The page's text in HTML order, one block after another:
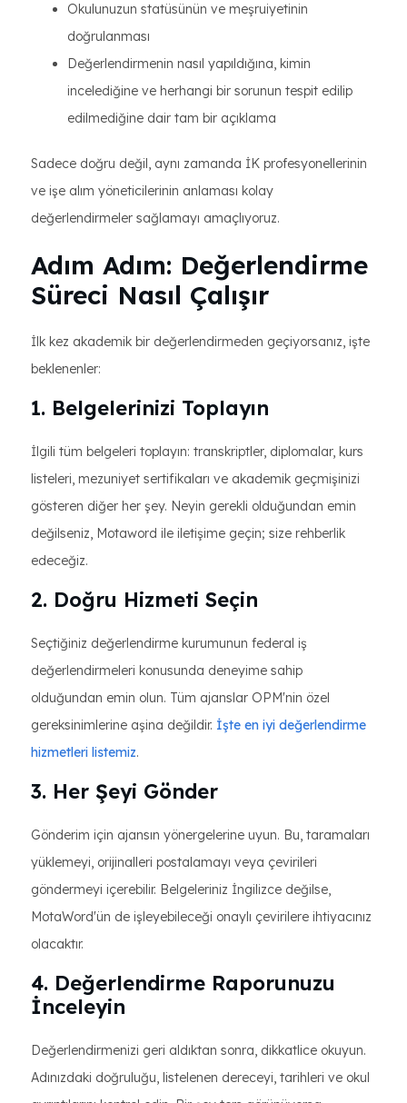
Okulunuzun statüsünün ve meşruiyetinin
doğrulanması
Değerlendirmenin nasıl yapıldığına, kimin
incelediğine ve herhangi bir sorunun tespit edilip
edilmediğine dair tam bir açıklama
Sadece doğru değil, aynı zamanda İK profesyonellerinin
ve işe alım yöneticilerinin anlaması kolay
değerlendirmeler sağlamayı amaçlıyoruz.
Adım Adım: Değerlendirme
Süreci Nasıl Çalışır
İlk kez akademik bir değerlendirmeden geçiyorsanız, işte
beklenenler:
1. Belgelerinizi Toplayın
İlgili tüm belgeleri toplayın: transkriptler, diplomalar, kurs
listeleri, mezuniyet sertifikaları ve akademik geçmişinizi
gösteren diğer her şey. Neyin gerekli olduğundan emin
değilseniz, Motaword ile iletişime geçin; size rehberlik
edeceğiz.
2. Doğru Hizmeti Seçin
Seçtiğiniz değerlendirme kurumunun federal iş
değerlendirmeleri konusunda deneyime sahip
olduğundan emin olun. Tüm ajanslar OPM'nin özel
gereksinimlerine aşina değildir. İşte en iyi değerlendirme
hizmetleri listemiz.
3. Her Şeyi Gönder
Gönderim için ajansın yönergelerine uyun. Bu, taramaları
yüklemeyi, orijinalleri postalamayı veya çevirileri
göndermeyi içerebilir. Belgeleriniz İngilizce değilse,
MotaWord'ün de işleyebileceği onaylı çevirilere ihtiyacınız
olacaktır.
4. Değerlendirme Raporunuzu
İnceleyin
Değerlendirmenizi geri aldıktan sonra, dikkatlice okuyun.
Adınızdaki doğruluğu, listelenen dereceyi, tarihleri ve okul